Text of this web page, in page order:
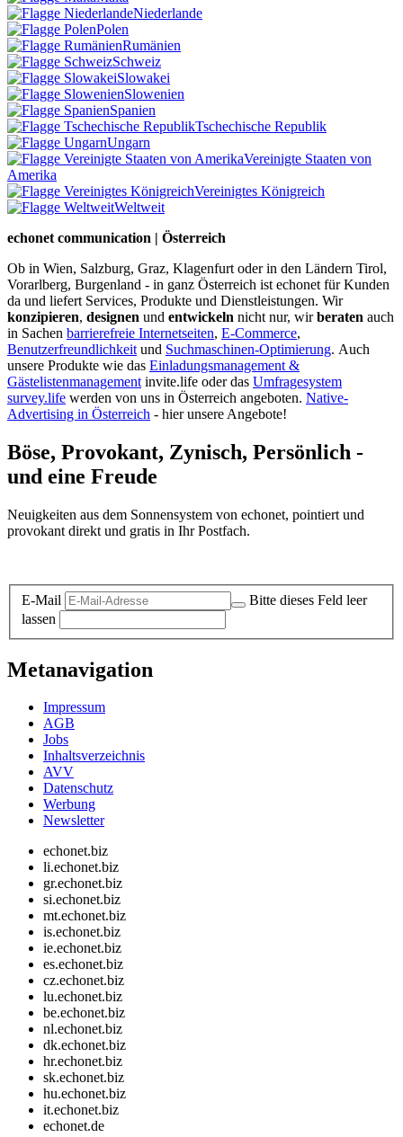
Niederlande
Polen
Rumänien
Schweiz
Slowakei
Slowenien
Spanien
Tschechische Republik
Ungarn
Vereinigte Staaten von
Amerika
Vereinigtes Königreich
Weltweit
echonet communication | Österreich
Ob in Wien, Salzburg, Graz, Klagenfurt oder in den Ländern Tirol,
Vorarlberg, Burgenland - in ganz Österreich ist echonet für Kunden
da und liefert Services, Produkte und Dienstleistungen. Wir
konzipieren, designen und entwickeln nicht nur, wirberaten auch
in Sachen barrierefreie Internetseiten, E-Commerce,
Benutzerfreundlichkeit und Suchmaschinen-Optimierung. Auch
unsere Produkte wie das Einladungsmanagement &
Gästelistenmanagement invite.life oder das Umfragesystem
survey.life werden von uns in Österreich angeboten. Native-
Advertising in Österreich - hier unsere Angebote!
Böse, Provokant, Zynisch, Persönlich -
und eine Freude
Neuigkeiten aus dem Sonnensystem von echonet, pointiert und
provokant direkt und gratis in Ihr Postfach.
E-Mail
Bitte dieses Feld leer
lassen
Metanavigation
Impressum
AGB
Jobs
Inhaltsverzeichnis
AVV
Datenschutz
Werbung
Newsletter
echonet.biz
li.echonet.biz
gr.echonet.biz
si.echonet.biz
mt.echonet.biz
is.echonet.biz
ie.echonet.biz
es.echonet.biz
cz.echonet.biz
lu.echonet.biz
be.echonet.biz
nl.echonet.biz
dk.echonet.biz
hr.echonet.biz
sk.echonet.biz
hu.echonet.biz
it.echonet.biz
echonet.de